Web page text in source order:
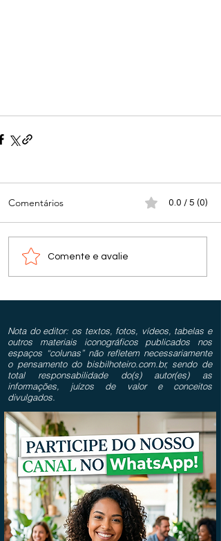
Comentários 0.0 / 5 (0)
Comente e avalie
Nota do editor: os textos, fotos, vídeos, tabelas e
outros materiais iconográficos publicados nos
espaços “colunas” não refletem necessariamente
o pensamento do bisbilhoteiro.com.br, sendo de
total responsabilidade do(s) autor(es) as
informações, juízos de valor e conceitos
divulgados.